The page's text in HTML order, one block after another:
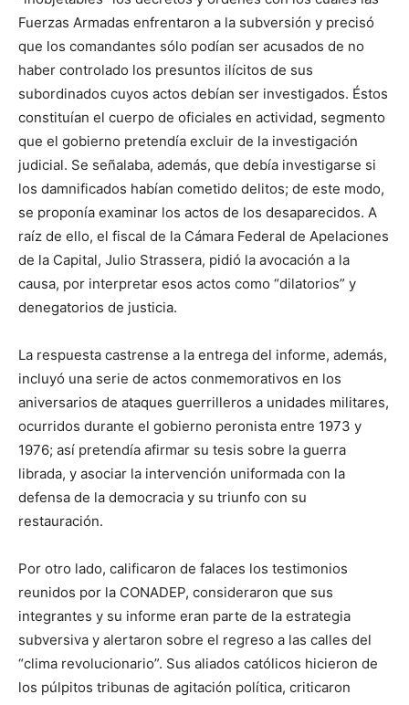
Fuerzas Armadas enfrentaron a la subversión y precisó
que los comandantes sólo podían ser acusados de no
haber controlado los presuntos ilícitos de sus
subordinados cuyos actos debían ser investigados. Éstos
constituían el cuerpo de oficiales en actividad, segmento
que el gobierno pretendía excluir de la investigación
judicial. Se señalaba, además, que debía investigarse si
los damnificados habían cometido delitos; de este modo,
se proponía examinar los actos de los desaparecidos. A
raíz de ello, el fiscal de la Cámara Federal de Apelaciones
de la Capital, Julio Strassera, pidió la avocación a la
causa, por interpretar esos actos como “dilatorios” y
denegatorios de justicia.
La respuesta castrense a la entrega del informe, además,
incluyó una serie de actos conmemorativos en los
aniversarios de ataques guerrilleros a unidades militares,
ocurridos durante el gobierno peronista entre 1973 y
1976; así pretendía afirmar su tesis sobre la guerra
librada, y asociar la intervención uniformada con la
defensa de la democracia y su triunfo con su
restauración.
Por otro lado, calificaron de falaces los testimonios
reunidos por la CONADEP, consideraron que sus
integrantes y su informe eran parte de la estrategia
subversiva y alertaron sobre el regreso a las calles del
“clima revolucionario”. Sus aliados católicos hicieron de
los púlpitos tribunas de agitación política, criticaron